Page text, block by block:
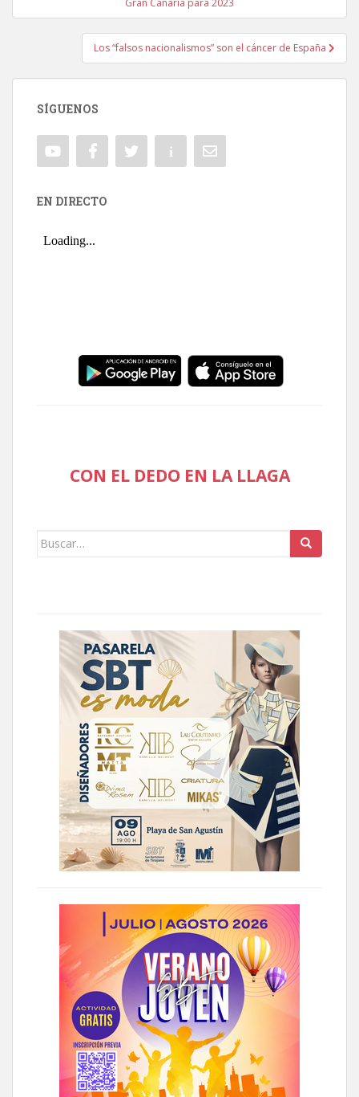
Gran Canaria para 2023
Los “falsos nacionalismos” son el cáncer de España
SÍGUENOS
EN DIRECTO
CON EL DEDO EN LA LLAGA
Buscar: